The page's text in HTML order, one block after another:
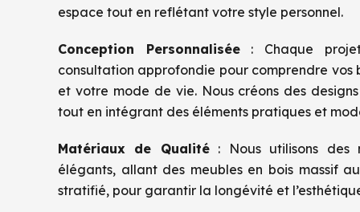
espace tout en reflétant votre style personnel.
Conception Personnalisée: Chaque
consultation approfondie pour comprendre vos
et votre mode de vie. Nous créons des
tout en intégrant des éléments pratiques et
Matériaux de Qualité: Nous utilisons des
élégants, allant des meubles en bois massif
stratifié, pour garantir la longévité et